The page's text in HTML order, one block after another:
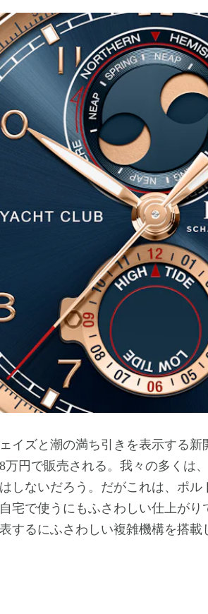
イズと潮の満ち引きを表示する新
万円で販売される。我々の多くは
しないだろう。だがこれは、ポ
宅で使うにもふさわしい仕上が
するにふさわしい複雑機構を搭載